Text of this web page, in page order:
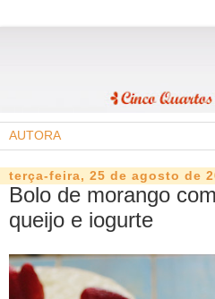
terça-feira, 25 de agosto de
Bolo de morango
queijo e iogurte